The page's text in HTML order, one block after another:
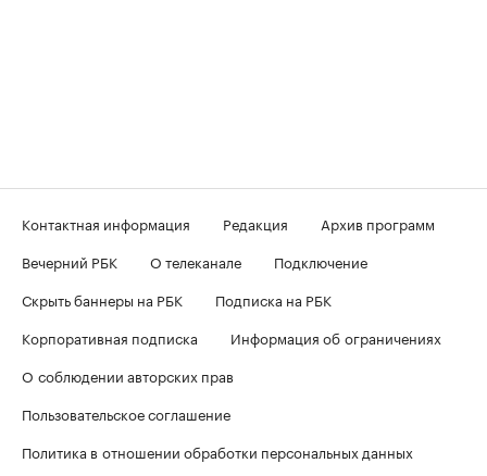
Контактная информация Редакция
Архив программ
Вечерний РБК
О телеканале
Подключение
Скрыть баннеры на РБК
Подписка на РБК
Корпоративная подписка
Информация об ограничениях
О соблюдении авторских прав
Пользовательское соглашение
Политика в отношении обработки персональных данных